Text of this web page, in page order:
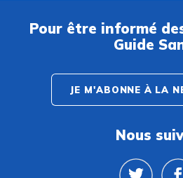
Pour être informé
Guide
JE M'ABONNE À LA
Nous